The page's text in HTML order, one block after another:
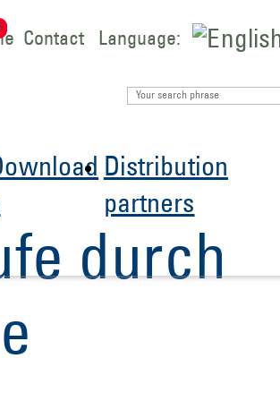
Language:
Contact
Distribution
partners
durch